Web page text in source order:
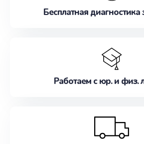
Бесплатная диагностика
Работаем с юр. и физ.